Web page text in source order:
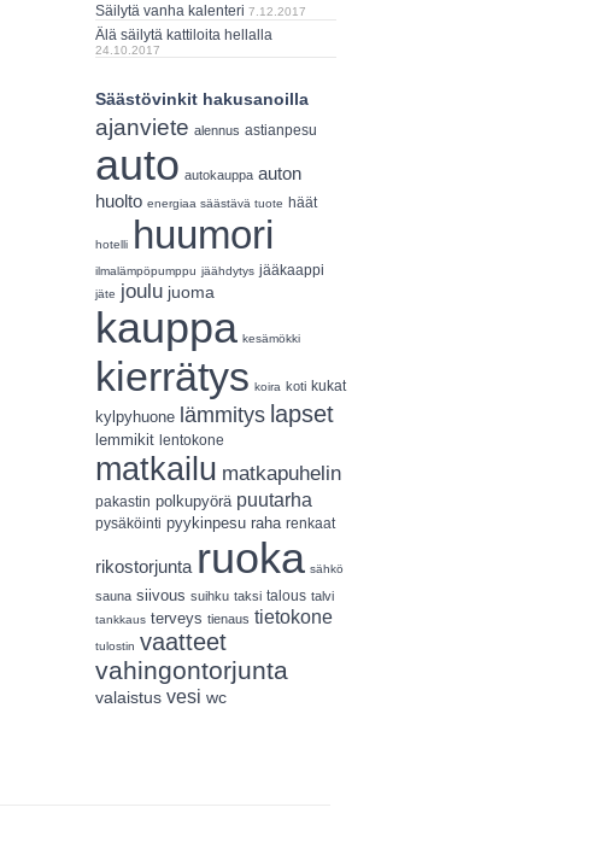
Säilytä vanha kalenteri 7.12.2017
Älä säilytä kattiloita hellalla
24.10.2017
Säästövinkit hakusanoilla
ajanviete alennus astianpesu
auto autokauppa auton
huolto energiaa säästävä tuote häät
hotelli huumori
ilmalämpöpumppu jäähdytys jääkaappi
jäte joulu juoma
kauppa kesämökki
kierrätys koira koti kukat
kylpyhuone lämmitys lapset
lemmikit lentokone
matkailu matkapuhelin
pakastin polkupyörä puutarha
pysäköinti pyykinpesu raha renkaat
rikostorjunta ruoka sähkö
sauna siivous suihku taksi talous talvi
tankkaus terveys tienaus tietokone
tulostin vaatteet
vahingontorjunta
valaistus vesi wc